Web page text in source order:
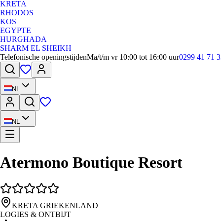
KRETA
RHODOS
KOS
EGYPTE
HURGHADA
SHARM EL SHEIKH
Telefonische openingstijdenMa/t/m vr 10:00 tot 16:00 uur0299 41 71
NL
NL
Atermono Boutique Resort
KRETA GRIEKENLAND
LOGIES & ONTBIJT